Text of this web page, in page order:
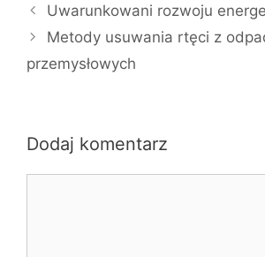
Uwarunkowani rozwoju
Metody usuwania rtęci z
przemysłowych
Dodaj komentarz